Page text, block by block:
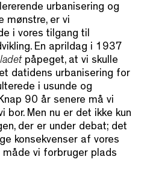
urbanisering og
mønstre, er vi
i vores tilgang til
En aprildag i 1937
påpeget, at vi skulle
datidens urbanisering for
i usunde og
90 år senere må vi
bor. Men nu er det ikke kun
der er under debat; det
konsekvenser af vores
måde vi forbruger plads